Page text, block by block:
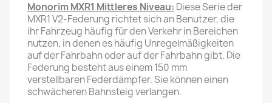
Monorim MXR1 Mittleres Niveau: Diese Serie der
MXR1 V2-Federung richtet sich an Benutzer, die
ihr Fahrzeug häufig für den Verkehr in Bereichen
nutzen, in denen es häufig Unregelmäßigkeiten
auf der Fahrbahn oder auf der Fahrbahn gibt. Die
Federung besteht aus einem 150 mm
verstellbaren Federdämpfer. Sie können einen
schwächeren Bahnsteig verlangen.